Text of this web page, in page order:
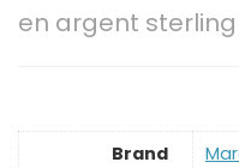
en argent
Brand